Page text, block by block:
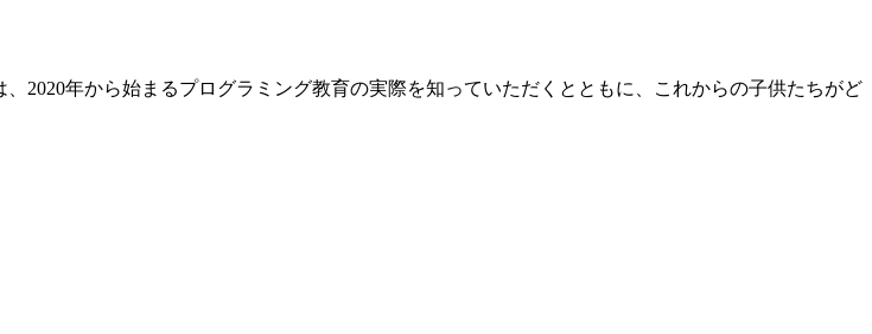
2020年から始まるプログラミング教育の実際を知っていただくとともに、これからの子供たちがど